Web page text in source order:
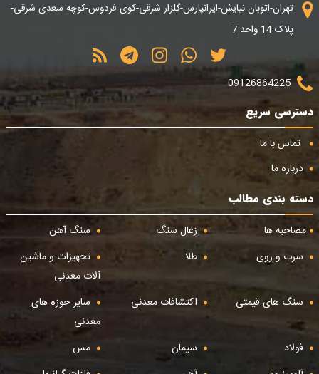
تهران-اتوبان نیایش-ایرانپارس-گلزار شرقی-کوی فردوس-کوچه سعدی شرقی-
پلاک 14 واحد 7
09126864225
دسترسی سریع
تماس با ما
درباره ما
دسته بندی مطالب
مصاحبه ها
زغال سنگ
سنگ آهن
سرب و روی
طلا
تجهیزات و ماشین
آلات معدنی
سنگ های قیمتی
اکتشافات معدنی
سایر حوزه های
معدنی
فولاد
سیمان
مس